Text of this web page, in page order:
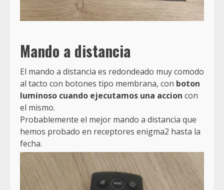
Mando a distancia
El mando a distancia es redondeado muy comodo
al tacto con botones tipo membrana, con boton
luminoso cuando ejecutamos una accion con
el mismo.
Probablemente el mejor mando a distancia que
hemos probado en receptores enigma2 hasta la
fecha.